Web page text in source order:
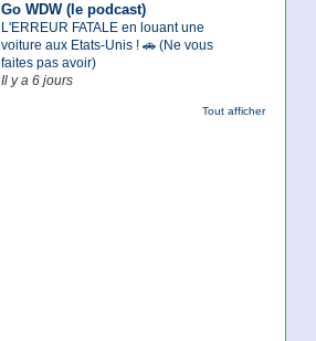
Go WDW (le podcast)
L'ERREUR FATALE en louant une
voiture aux Etats-Unis ! 🚗 (Ne vous
faites pas avoir)
Il y a 6 jours
Tout afficher